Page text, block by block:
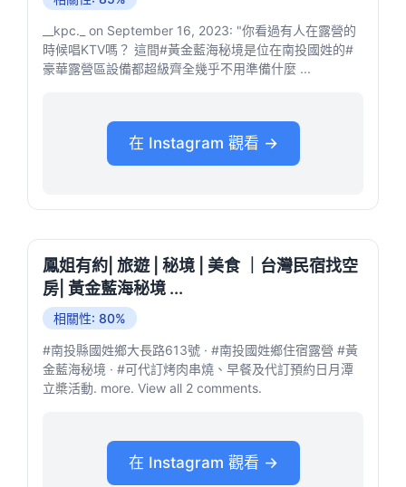
__kpc._ on September 16, 2023: "你看過有人在露營的
時候唱KTV嗎？ 這間#黃金藍海秘境是位在南投國姓的#
豪華露營區設備都超級齊全幾乎不用準備什麼 ...
在 Instagram 觀看 →
鳳姐有約| 旅遊 | 秘境 | 美食 ｜台灣民宿找空
房| 黃金藍海秘境 ...
相關性: 80%
#南投縣國姓鄉大長路613號 · #南投國姓鄉住宿露營 #黃
金藍海秘境 · #可代訂烤肉串燒、早餐及代訂預約日月潭
立槳活動. more. View all 2 comments.
在 Instagram 觀看 →